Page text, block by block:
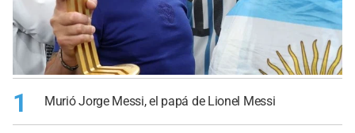
1 Murió Jorge Messi, el papá de Lionel Messi